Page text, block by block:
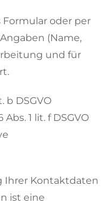
oder per
(Name,
und für
b DSGVO
1 lit. f DSGVO
Ihrer Kontaktdaten
ist eine